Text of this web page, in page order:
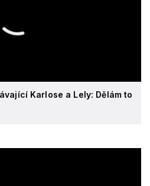
Karlose a Lely: Dělám to